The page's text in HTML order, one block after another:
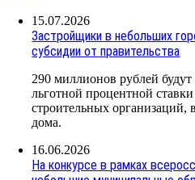
15.07.2026
Застройщики в небольших
субсидии от правительства
290 миллионов рублей
льготной процентной
строительных
дома.
16.06.2026
На конкурсе в рамках